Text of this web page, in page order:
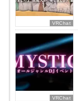
VRChat
VRChat